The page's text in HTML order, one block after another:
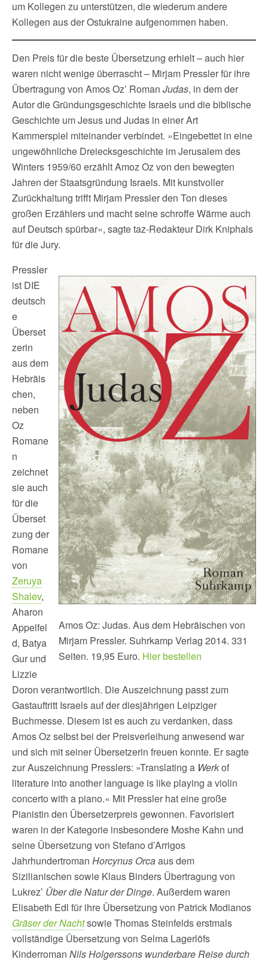
um Kollegen zu unterstützen, die wiederum andere
Kollegen aus der Ostukraine aufgenommen haben.
Den Preis für die beste Übersetzung erhielt – auch hier
waren nicht wenige überrascht – Mirjam Pressler für ihre
Übertragung von Amos Oz’ Roman Judas, in dem der
Autor die Gründungsgeschichte Israels und die biblische
Geschichte um Jesus und Judas in einer Art
Kammerspiel miteinander verbindet. »Eingebettet in eine
ungewöhnliche Dreiecksgeschichte im Jerusalem des
Winters 1959/60 erzählt Amoz Oz von den bewegten
Jahren der Staatsgründung Israels. Mit kunstvoller
Zurückhaltung trifft Mirjam Pressler den Ton dieses
großen Erzählers und macht seine schroffe Wärme auch
auf Deutsch spürbar«, sagte taz-Redakteur Dirk Kniphals
für die Jury.
Amos Oz: Judas. Aus dem Hebräischen von
Mirjam Pressler. Suhrkamp Verlag 2014. 331
Seiten. 19,95 Euro. Hier bestellen
Pressler
ist DIE
deutsch
e
Überset
zerin
aus dem
Hebräis
chen,
neben
Oz
Romane
n
zeichnet
sie auch
für die
Überset
zung der
Romane
von
Zeruya
Shalev,
Aharon
Appelfel
d, Batya
Gur und
Lizzie
Doron verantwortlich. Die Auszeichnung passt zum
Gastauftritt Israels auf der diesjährigen Leipziger
Buchmesse. Diesem ist es auch zu verdanken, dass
Amos Oz selbst bei der Preisverleihung anwesend war
und sich mit seiner Übersetzerin freuen konnte. Er sagte
zur Auszeichnung Presslers: »Translating a Werkof
literature into another language is like playing a violin
concerto with a piano.« Mit Pressler hat eine große
Pianistin den Übersetzerpreis gewonnen. Favorisiert
waren in der Kategorie insbesondere Moshe Kahn und
seine Übersetzung von Stefano d’Arrigos
Jahrhundertroman Horcynus Orcaaus dem
Sizilianischen sowie Klaus Binders Übertragung von
Lukrez’ Über die Natur der Dinge. Außerdem waren
Elisabeth Edl für ihre Übersetzung von Patrick Modianos
Gräser der Nachtsowie Thomas Steinfelds erstmals
vollständige Übersetzung von Selma Lagerlöfs
Kinderroman Nils Holgerssons wunderbare Reise durch